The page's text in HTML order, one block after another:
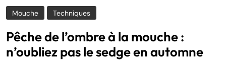
Mouche Techniques
Pêche de l’ombre à la mouche :
n’oubliez pas le sedge en automne